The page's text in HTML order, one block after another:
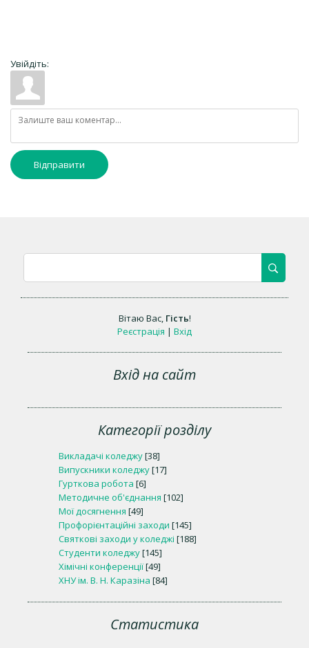
Увійдіть:
Відправити
Вітаю Вас, Гість!
Реєстрація | Вхід
Вхід на сайт
Категорії розділу
Викладачі коледжу[38]
Випускники коледжу[17]
Гурткова робота [6]
Методичне об'єднання [102]
Мої досягнення [49]
Профорієнтаційні заходи [145]
Святкові заходи у коледжі [188]
Студенти коледжу[145]
Хімічні конференції[49]
ХНУ ім. В. Н. Каразіна [84]
Статистика